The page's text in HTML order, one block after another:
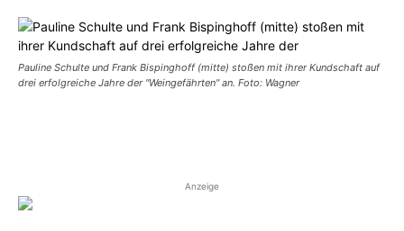
Pauline Schulte und Frank Bispinghoff (mitte) stoßen mit ihrer Kundschaft auf
drei erfolgreiche Jahre der "Weingefährten" an. Foto: Wagner
Anzeige